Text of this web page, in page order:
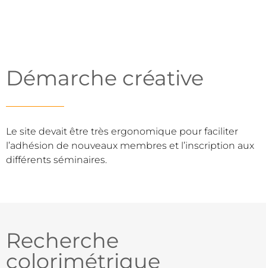
Démarche créative
Le site devait être très ergonomique pour faciliter
l’adhésion de nouveaux membres et l’inscription aux
différents séminaires.
Recherche
colorimétrique